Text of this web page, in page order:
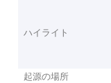
ハイライト
起源の場所